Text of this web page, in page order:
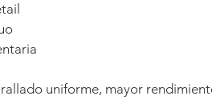
uniforme, mayor